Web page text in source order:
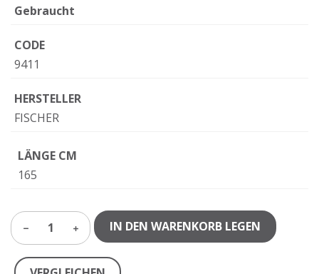
Gebraucht
CODE
9411
HERSTELLER
FISCHER
LÄNGE CM
165
1 IN DEN WARENKORB LEGEN